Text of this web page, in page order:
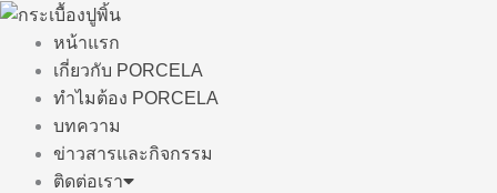
Skip
content
หน้าแรก
เกี่ยวกับ PORCELA
ทำไมต้อง PORCELA
บทความ
ข่าวสารและกิจกรรม
ติดต่อเรา